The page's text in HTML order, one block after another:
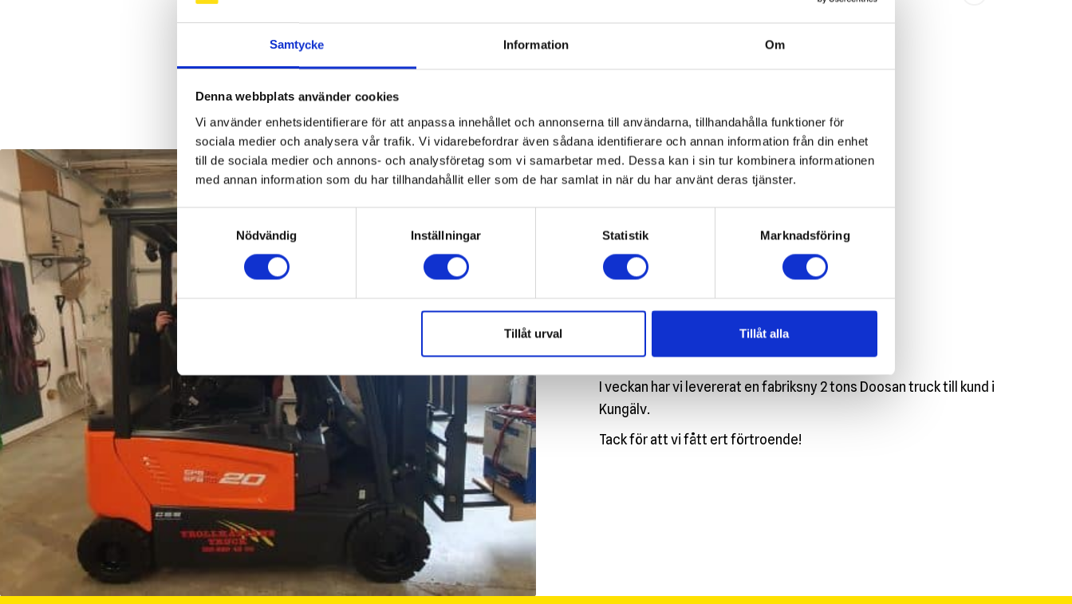
Samtycke Information Om
Denna webbplats använder cookies
Vi använder enhetsidentifierare för att anpassa innehållet och annonserna till användarna, tillhandahålla funktioner för
sociala medier och analysera vår trafik. Vi vidarebefordrar även sådana identifierare och annan information från din enhet
till de sociala medier och annons- och analysföretag som vi samarbetar med. Dessa kan i sin tur kombinera informationen
med annan information som du har tillhandahållit eller som de har samlat in när du har använt deras tjänster.
Samtyckesval
Nödvändig
Inställningar Statistik Marknadsföring
Tillåt urval Tillåt alla
2 tons Doosan truck
Vi växer för varje dag i Göteborgsregionen!
I veckan har vi levererat en fabriksny 2 tons Doosan truck till kund i
Kungälv.
Tack för att vi fått ert förtroende!